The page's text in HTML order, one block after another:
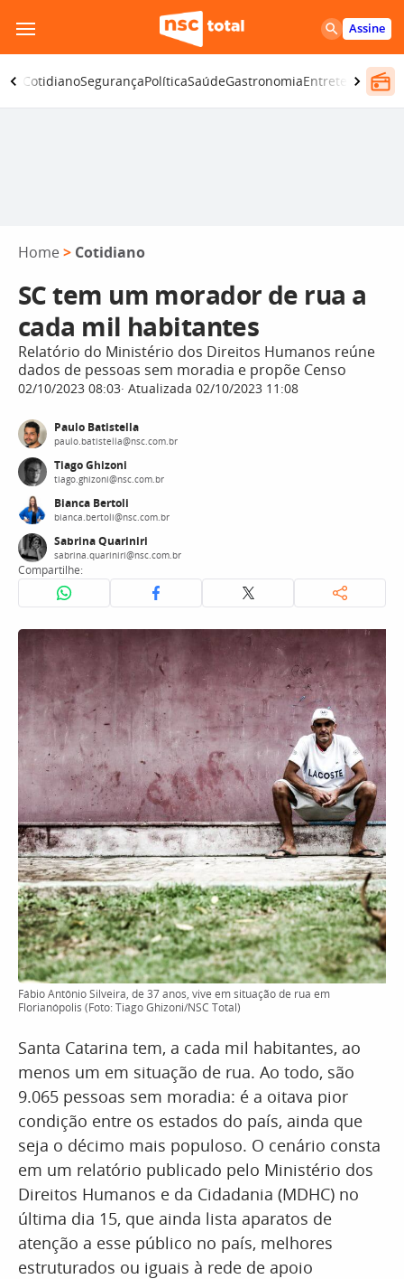
para
o
conteúdo
Assine
CotidianoSegurançaPolíticaSaúdeGastronomiaEntretenimento
Home > Cotidiano
SC tem um morador de rua a
cada mil habitantes
Relatório do Ministério dos Direitos Humanos reúne
dados de pessoas sem moradia e propõe Censo
02/10/2023 08:03 Atualizada 02/10/2023 11:08
Paulo Batistella
paulo.batistella@nsc.com.br
Tiago Ghizoni
tiago.ghizoni@nsc.com.br
Bianca Bertoli
bianca.bertoli@nsc.com.br
Sabrina Quariniri
sabrina.quariniri@nsc.com.br
Compartilhe:
Fábio Antônio Silveira, de 37 anos, vive em situação de rua em
Florianópolis (Foto: Tiago Ghizoni/NSC Total)
Santa Catarina tem, a cada mil habitantes, ao
menos um em situação de rua. Ao todo, são
9.065 pessoas sem moradia: é a oitava pior
condição entre os estados do país, ainda que
seja o décimo mais populoso. O cenário consta
em um relatório publicado pelo Ministério dos
Direitos Humanos e da Cidadania (MDHC) no
última dia 15, que ainda lista aparatos de
atenção a esse público no país, melhores
estruturados ou iguais à rede de apoio